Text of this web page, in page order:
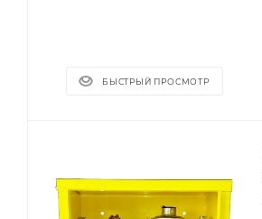
БЫСТРЫЙ ПРОСМОТР